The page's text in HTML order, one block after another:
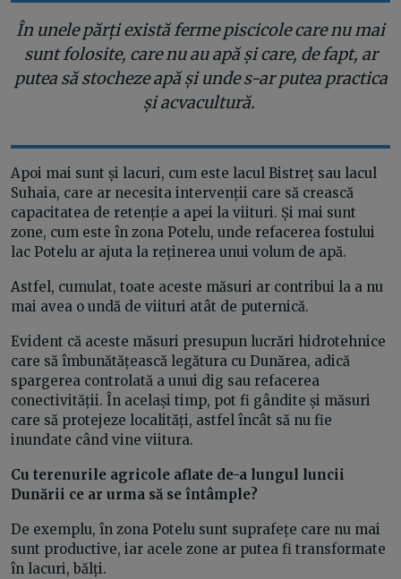
În unele părți există ferme piscicole care nu mai
sunt folosite, care nu au apă și care, de fapt, ar
putea să stocheze apă și unde s-ar putea practica
și acvacultură.
Apoi mai sunt și lacuri, cum este lacul Bistreț sau lacul
Suhaia, care ar necesita intervenții care să crească
capacitatea de retenție a apei la viituri. Și mai sunt
zone, cum este în zona Potelu, unde refacerea fostului
lac Potelu ar ajuta la reținerea unui volum de apă.
Astfel, cumulat, toate aceste măsuri ar contribui la a nu
mai avea o undă de viituri atât de puternică.
Evident că aceste măsuri presupun lucrări hidrotehnice
care să îmbunătățească legătura cu Dunărea, adică
spargerea controlată a unui dig sau refacerea
conectivității. În același timp, pot fi gândite și măsuri
care să protejeze localități, astfel încât să nu fie
inundate când vine viitura.
Cu terenurile agricole aflate de-a lungul luncii
Dunării ce ar urma să se întâmple?
De exemplu, în zona Potelu sunt suprafețe care nu mai
sunt productive, iar acele zone ar putea fi transformate
în lacuri, bălți.